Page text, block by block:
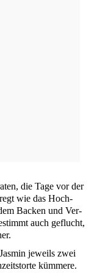
die Tage vor der
wie das Hoch­
Backen und Ver­
auch geflucht,
jeweils zwei
küm­me­re.